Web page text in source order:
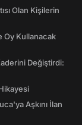
Olan Kişilerin
Oy Kullanacak
Değiştirdi:
Aşkını İlan